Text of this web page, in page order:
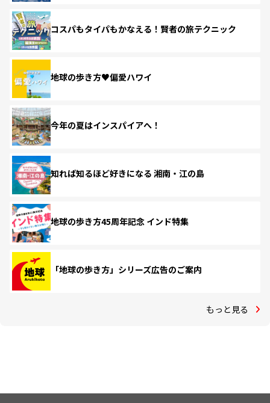
コスパもタイパもかなえる！賢者の旅テクニック
地球の歩き方♥偏愛ハワイ
今年の夏はインスパイアへ！
知れば知るほど好きになる 湘南・江の島
地球の歩き方45周年記念 インド特集
「地球の歩き方」シリーズ広告のご案内
もっと見る